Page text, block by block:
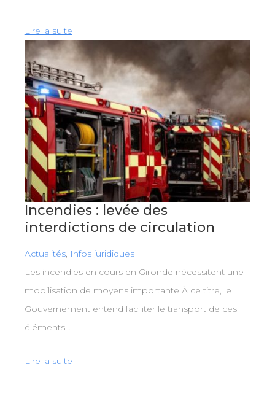
Lire la suite
Incendies : levée des
interdictions de circulation
Actualités, Infos juridiques
Les incendies en cours en Gironde nécessitent une
mobilisation de moyens importante À ce titre, le
Gouvernement entend faciliter le transport de ces
éléments…
Lire la suite